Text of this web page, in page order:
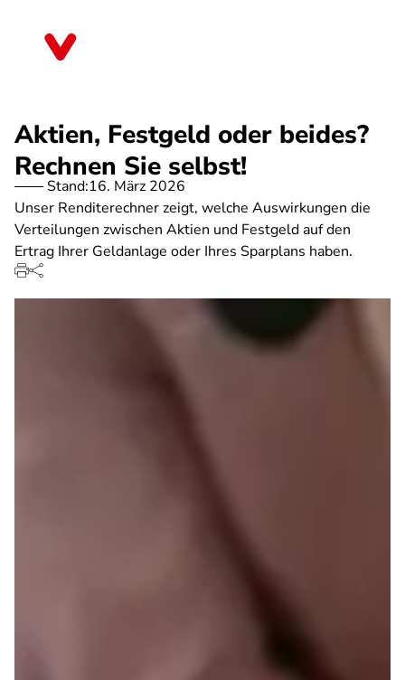
Aktien, Festgeld oder beides?
Rechnen Sie selbst!
Stand:16. März 2026
Unser Renditerechner zeigt, welche Auswirkungen die
Verteilungen zwischen Aktien und Festgeld auf den
Ertrag Ihrer Geldanlage oder Ihres Sparplans haben.